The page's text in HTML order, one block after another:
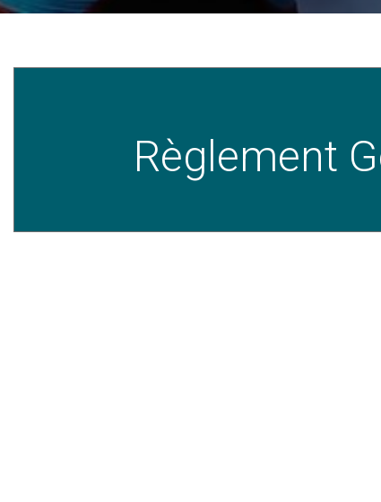
Règlement